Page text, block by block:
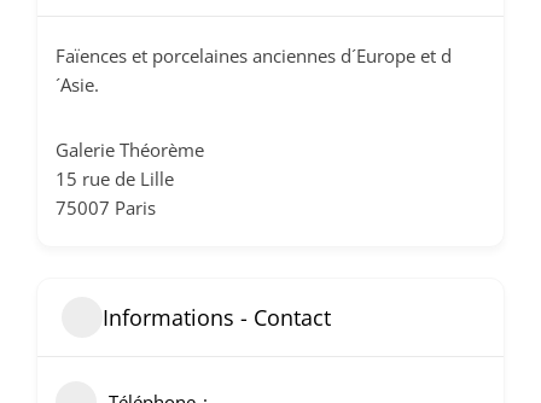
Faïences et porcelaines anciennes d´Europe et d
´Asie.
Galerie Théorème
15 rue de Lille
75007 Paris
Informations - Contact